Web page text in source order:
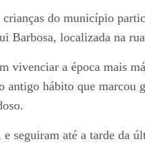
do município
Barbosa, localizada na
vivenciar a época mais
antigo hábito que marcou
seguiram até a tarde da